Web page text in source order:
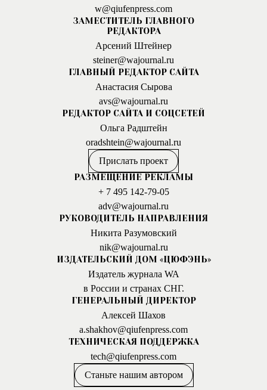
w@qiufenpress.com
ЗАМЕСТИТЕЛЬ ГЛАВНОГО
РЕДАКТОРА
Арсений Штейнер
steiner@wajournal.ru
ГЛАВНЫЙ РЕДАКТОР САЙТА
Анастасия Сырова
avs@wajournal.ru
РЕДАКТОР САЙТА И СОЦСЕТЕЙ
Ольга Радштейн
oradshtein@wajournal.ru
Прислать проект
РАЗМЕЩЕНИЕ РЕКЛАМЫ
+ 7 495 142-79-05
adv@wajournal.ru
РУКОВОДИТЕЛЬ НАПРАВЛЕНИЯ
Никита Разумовский
nik@wajournal.ru
ИЗДАТЕЛЬСКИЙ ДОМ «ЦЮФЭНЬ»
Издатель журнала WA
в России и странах СНГ.
ГЕНЕРАЛЬНЫЙ ДИРЕКТОР
Алексей Шахов
a.shakhov@qiufenpress.com
ТЕХНИЧЕСКАЯ ПОДДЕРЖКА
tech@qiufenpress.com
Станьте нашим автором